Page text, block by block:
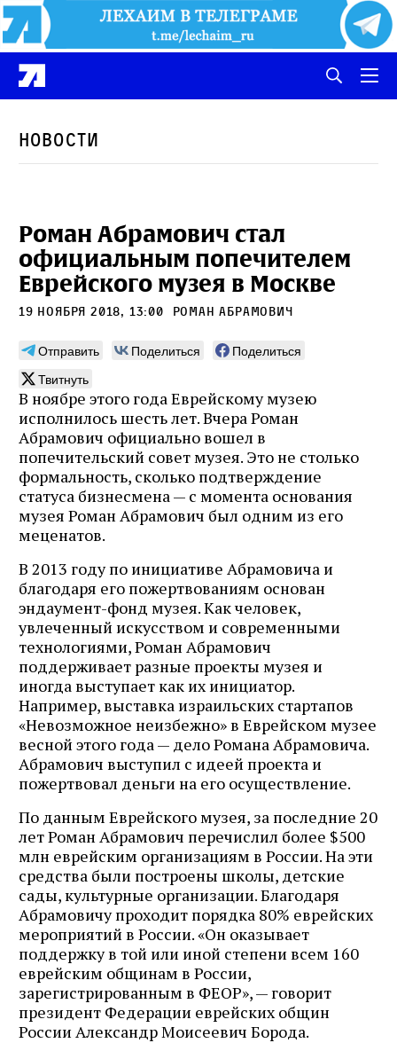
Новости
Роман Абрамович стал
официальным попечителем
Еврейского музея в Москве
19 ноября 2018, 13:00 Роман Абрамович
Отправить Поделиться
Поделиться
Твитнуть
В ноябре этого года Еврейскому музею
исполнилось шесть лет. Вчера Роман
Абрамович официально вошел в
попечительский совет музея. Это не столько
формальность, сколько подтверждение
статуса бизнесмена — с момента основания
музея Роман Абрамович был одним из его
меценатов.
В 2013 году по инициативе Абрамовича и
благодаря его пожертвованиям основан
эндаумент-фонд музея. Как человек,
увлеченный искусством и современными
технологиями, Роман Абрамович
поддерживает разные проекты музея и
иногда выступает как их инициатор.
Например, выставка израильских стартапов
«Невозможное неизбежно» в Еврейском музее
весной этого года — дело Романа Абрамовича.
Абрамович выступил с идеей проекта и
пожертвовал деньги на его осуществление.
По данным Еврейского музея, за последние 20
лет Роман Абрамович перечислил более $500
млн еврейским организациям в России. На эти
средства были построены школы, детские
сады, культурные организации. Благодаря
Абрамовичу проходит порядка 80% еврейских
мероприятий в России. «Он оказывает
поддержку в той или иной степени всем 160
еврейским общинам в России,
зарегистрированным в ФЕОР», — говорит
президент Федерации еврейских общин
России Александр Моисеевич Борода.